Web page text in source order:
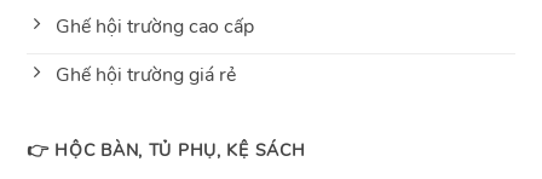
Ghế hội trường cao cấp
Ghế hội trường giá rẻ
👉 HỘC BÀN, TỦ PHỤ, KỆ SÁCH